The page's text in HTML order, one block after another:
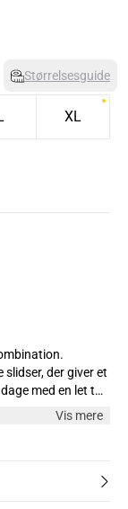
Størrelsesguide
XL
slidser, der giver et
med en let top
størrelse M.Vis mere